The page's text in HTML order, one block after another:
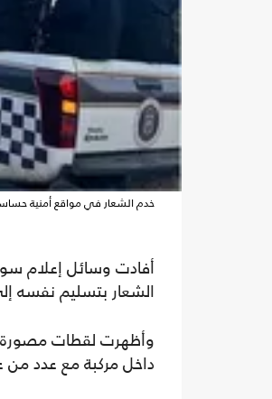
خدم الشعار في مواقع أمنية
أفادت وسائل إعلام
الشعار بتسليم نفسه
وأظهرت لقطات مصورة
داخل مركبة مع عدد